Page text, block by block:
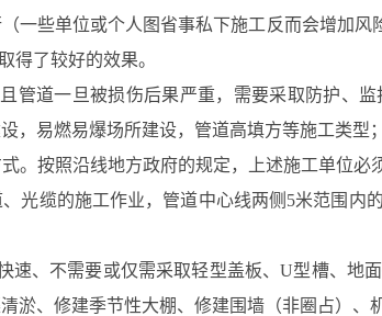
一些单位或个人图省事私下施工反而会增加风
得了较好的效果。
管道一旦被损伤后果严重，需要采取防护、
，易燃易爆场所建设，管道高填方等施工类型
。按照沿线地方政府的规定，上述施工单位
光缆的施工作业，管道中心线两侧5米范围
速、不需要或仅需采取轻型盖板、U型槽、地
淤、修建季节性大棚、修建围墙（非圈占）